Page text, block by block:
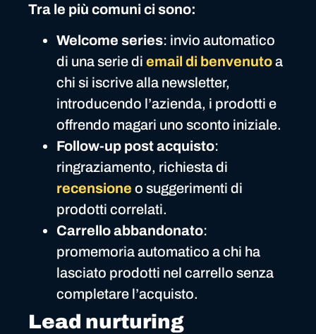
Tra le più comuni ci sono:
Welcome series: invio automatico
di una serie di email di benvenutoa
chi si iscrive alla newsletter,
introducendo l’azienda, i prodotti e
offrendo magari uno sconto iniziale.
Follow-up post acquisto:
ringraziamento, richiesta di
recensione o suggerimenti di
prodotti correlati.
Carrello abbandonato:
promemoria automatico a chi ha
lasciato prodotti nel carrello senza
completare l’acquisto.
Lead nurturing